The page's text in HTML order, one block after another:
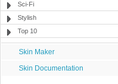
Sci-Fi
Stylish
Top 10
Skin Maker
Skin Documentation